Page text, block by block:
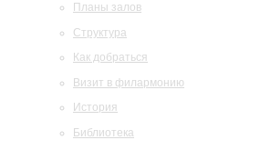
Планы залов
Структура
Как добраться
Визит в филармонию
История
Библиотека